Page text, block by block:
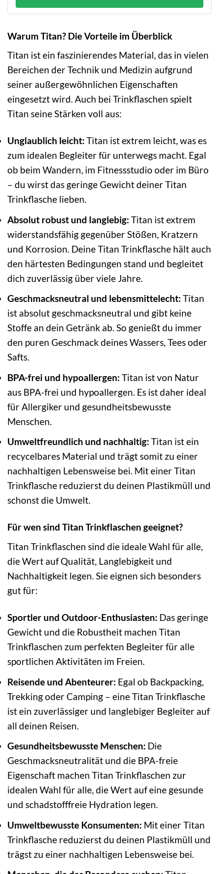
Warum Titan? Die Vorteile im Überblick
Titan ist ein faszinierendes Material, das in vielen
Bereichen der Technik und Medizin aufgrund
seiner außergewöhnlichen Eigenschaften
eingesetzt wird. Auch bei Trinkflaschen spielt
Titan seine Stärken voll aus:
Unglaublich leicht: Titan ist extrem leicht, was es
zum idealen Begleiter für unterwegs macht. Egal
ob beim Wandern, im Fitnessstudio oder im Büro
– du wirst das geringe Gewicht deiner Titan
Trinkflasche lieben.
Absolut robust und langlebig: Titan ist extrem
widerstandsfähig gegenüber Stößen, Kratzern
und Korrosion. Deine Titan Trinkflasche hält auch
den härtesten Bedingungen stand und begleitet
dich zuverlässig über viele Jahre.
Geschmacksneutral und lebensmittelecht: Titan
ist absolut geschmacksneutral und gibt keine
Stoffe an dein Getränk ab. So genießt du immer
den puren Geschmack deines Wassers, Tees oder
Safts.
BPA-frei und hypoallergen: Titan ist von Natur
aus BPA-frei und hypoallergen. Es ist daher ideal
für Allergiker und gesundheitsbewusste
Menschen.
Umweltfreundlich und nachhaltig: Titan ist ein
recycelbares Material und trägt somit zu einer
nachhaltigen Lebensweise bei. Mit einer Titan
Trinkflasche reduzierst du deinen Plastikmüll und
schonst die Umwelt.
Für wen sind Titan Trinkflaschen geeignet?
Titan Trinkflaschen sind die ideale Wahl für alle,
die Wert auf Qualität, Langlebigkeit und
Nachhaltigkeit legen. Sie eignen sich besonders
gut für:
Sportler und Outdoor-Enthusiasten: Das geringe
Gewicht und die Robustheit machen Titan
Trinkflaschen zum perfekten Begleiter für alle
sportlichen Aktivitäten im Freien.
Reisende und Abenteurer: Egal ob Backpacking,
Trekking oder Camping – eine Titan Trinkflasche
ist ein zuverlässiger und langlebiger Begleiter auf
all deinen Reisen.
Gesundheitsbewusste Menschen: Die
Geschmacksneutralität und die BPA-freie
Eigenschaft machen Titan Trinkflaschen zur
idealen Wahl für alle, die Wert auf eine gesunde
und schadstofffreie Hydration legen.
Umweltbewusste Konsumenten: Mit einer Titan
Trinkflasche reduzierst du deinen Plastikmüll und
trägst zu einer nachhaltigen Lebensweise bei.